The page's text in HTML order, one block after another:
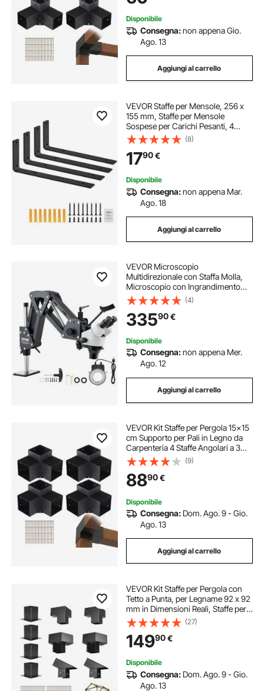
Disponibile
Consegna:non appena Gio.
Ago. 13
Aggiungi al carrello
VEVOR Staffe per Mensole, 256 x
155 mm, Staffe per Mensole
Sospese per Carichi Pesanti, 4
Pezzi, Staffe per Mensole a Forma
di L, Nere Opache Spesse 10 mm,
Acciaio con Capacità di Carico di
72,6 kg
(8)
1790€
Disponibile
Consegna:non appena Mar.
Ago. 18
Aggiungi al carrello
VEVOR Microscopio
Multidirezionale con Staffa Molla,
Microscopio con Ingrandimento
7X-45X, per Micro Gioielli Intarsiati
con Luce LED Anello USB Integrata,
Microscopio Kit per Intarsi Gioielli
(4)
33590€
Disponibile
Consegna:non appena Mer.
Ago. 12
Aggiungi al carrello
VEVOR Kit Staffe per Pergola 15x15
cm Supporto per Pali in Legno da
Carpenteria 4 Staffe Angolari a 3
Vie Kit per Travi Fai da Te per
Gazebo, Pergolati da Patio, Cabine,
Kit Staffe per Pergola 4 pz
(9)
8890€
Disponibile
Consegna: Dom. Ago. 9 - Gio.
Ago. 13
Aggiungi al carrello
VEVOR Kit Staffe per Pergola con
Tetto a Punta, per Legname 92 x 92
mm in Dimensioni Reali, Staffe per
Gazebo a 3/4 Vie, Basi per Pali e
Staffe di Colmo per Pergole
Esterne, Gazebo e Capannoni, 14
PZ
(27)
14990€
Disponibile
Consegna: Dom. Ago. 9 - Gio.
Ago. 13